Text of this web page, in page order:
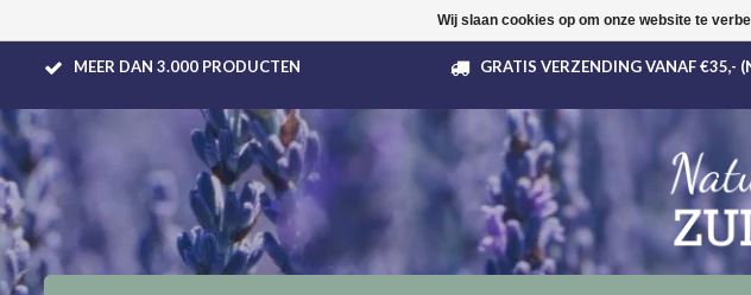
MEER DAN 3.000 PRODUCTEN GRATIS VERZENDING VANAF €35,-
Wij slaan cookies op om onze website te